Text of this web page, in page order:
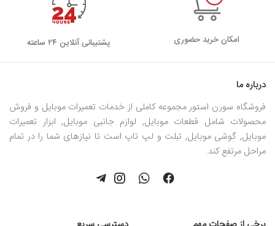
امکان خرید حضوری پشتیبانی آنلاین ۲۴ ساعته
درباره ما
فروشگاه سورن استور مجموعه کاملی از خدمات تعمیرات موبایل و فروش
محصولات شامل قطعات موبایل, لوازم جانبی موبایل, ابزار تعمیرات
موبایل, گوشی موبایل, تبلت و لپ تاپ است تا نیازهای شما را در تمام
مراحل مرتفع کند.